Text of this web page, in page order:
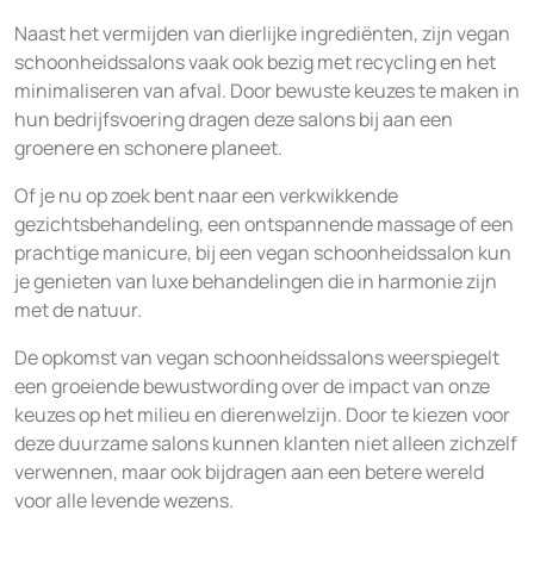
Naast het vermijden van dierlijke ingrediënten, zijn vegan
schoonheidssalons vaak ook bezig met recycling en het
minimaliseren van afval. Door bewuste keuzes te maken in
hun bedrijfsvoering dragen deze salons bij aan een
groenere en schonere planeet.
Of je nu op zoek bent naar een verkwikkende
gezichtsbehandeling, een ontspannende massage of een
prachtige manicure, bij een vegan schoonheidssalon kun
je genieten van luxe behandelingen die in harmonie zijn
met de natuur.
De opkomst van vegan schoonheidssalons weerspiegelt
een groeiende bewustwording over de impact van onze
keuzes op het milieu en dierenwelzijn. Door te kiezen voor
deze duurzame salons kunnen klanten niet alleen zichzelf
verwennen, maar ook bijdragen aan een betere wereld
voor alle levende wezens.